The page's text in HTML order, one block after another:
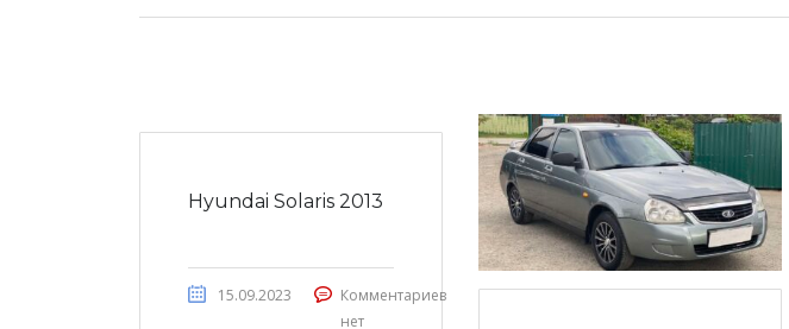
Hyundai Solaris 2013
15.09.2023
Комментариев
нет